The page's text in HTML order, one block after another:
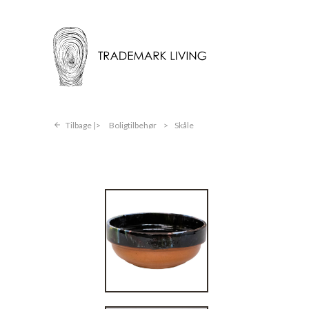
Tilbage | Boligtilbehør > Skåle